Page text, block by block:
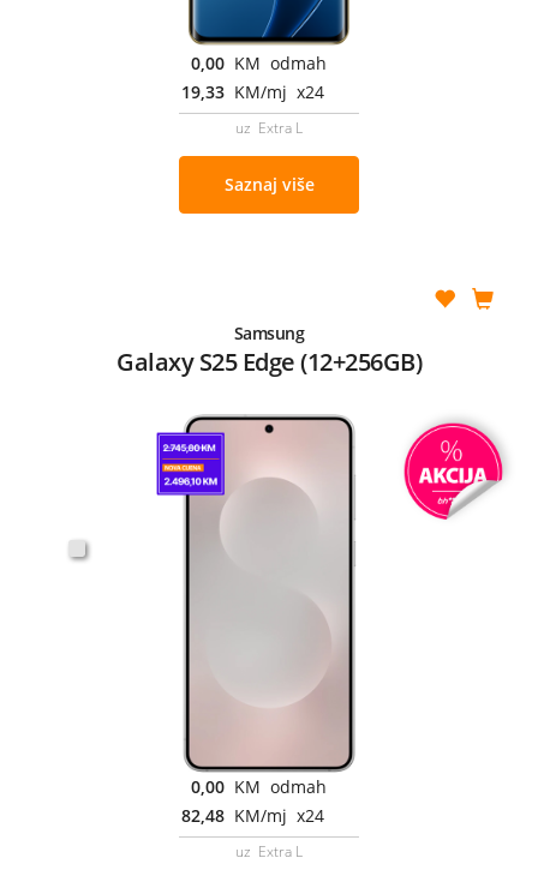
0,00 KM odmah
19,33 KM/mj x24
uz Extra L
Saznaj više
Samsung
Galaxy S25 Edge (12+256GB)
0,00 KM odmah
82,48 KM/mj x24
uz Extra L